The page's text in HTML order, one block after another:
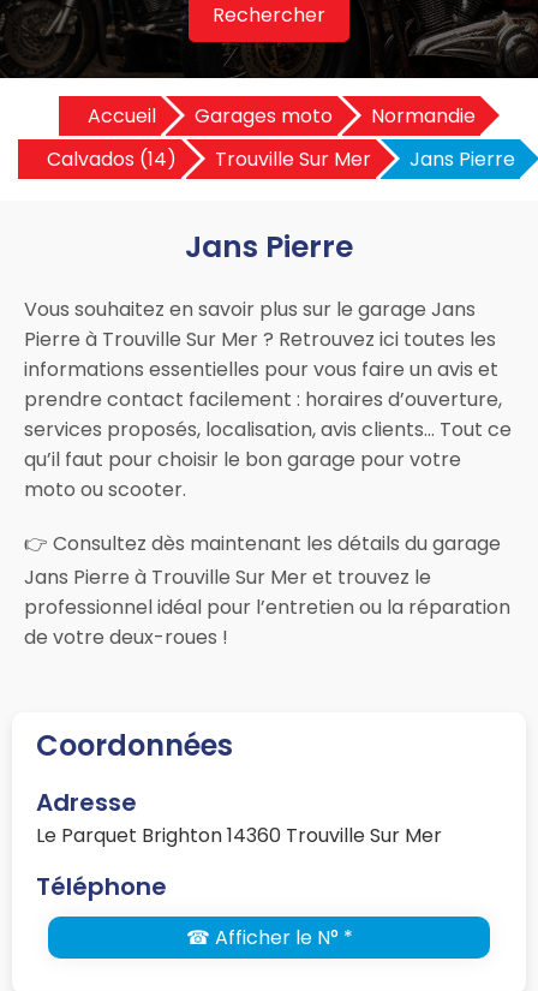
Rechercher
Accueil Garages moto
Normandie
Calvados (14)
Trouville Sur Mer Jans Pierre
Jans Pierre
Vous souhaitez en savoir plus sur le garage Jans
Pierre à Trouville Sur Mer ? Retrouvez ici toutes les
informations essentielles pour vous faire un avis et
prendre contact facilement : horaires d’ouverture,
services proposés, localisation, avis clients… Tout ce
qu’il faut pour choisir le bon garage pour votre
moto ou scooter.
👉 Consultez dès maintenant les détails du garage
Jans Pierre à Trouville Sur Mer et trouvez le
professionnel idéal pour l’entretien ou la réparation
de votre deux-roues !
Coordonnées
Adresse
Le Parquet Brighton 14360 Trouville Sur Mer
Téléphone
☎ Afficher le N° *